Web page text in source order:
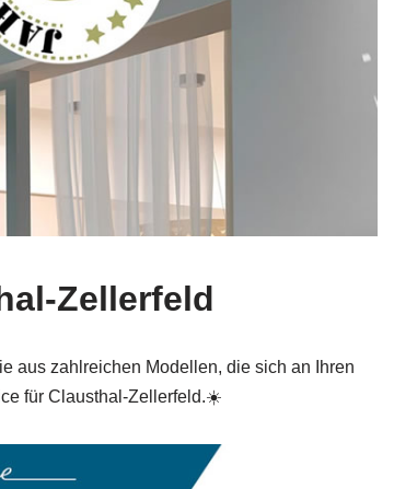
Zellerfeld
aus zahlreichen Modellen, die sich an Ihren
für Clausthal-Zellerfeld.☀️